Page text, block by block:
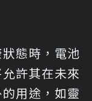
態時，電池
許其在未來
用途，如靈